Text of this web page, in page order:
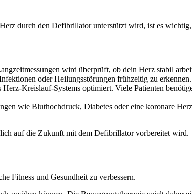
durch den Defibrillator unterstützt wird, ist es
wird überprüft, ob dein Herz stabil
oder Heilungsstörungen frühzeitig zu erkennen.
Kreislauf-Systems optimiert. Viele Patienten
wie Bluthochdruck, Diabetes oder eine koronare
auf die Zukunft mit dem Defibrillator vorbereitet wird.